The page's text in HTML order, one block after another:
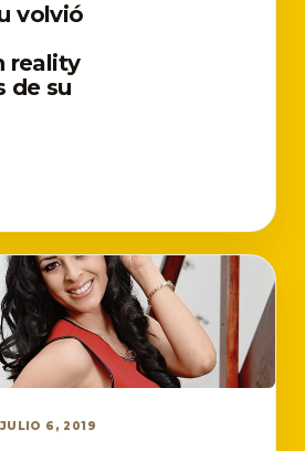
volvió
reality
de su
JULIO 6, 2019